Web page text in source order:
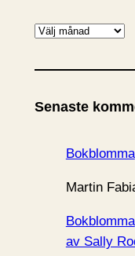
A
k
v
Senaste
Bokblomma
Martin
Bokblomma
av Sally